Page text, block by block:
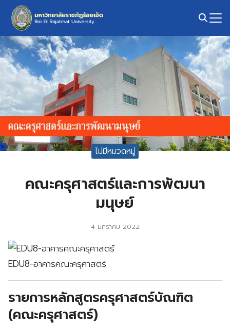
Skip
content
Search
for:
ไม่มีหมวดหมู่
คณะครุศาสตร์และการพัฒนา
มนุษย์
4 มกราคม 2022
EDU8-อาคารคณะครุศาสตร์
รายการหลักสูตรครุศาสตร์บัณฑิต
(คณะครุศาสตร์)